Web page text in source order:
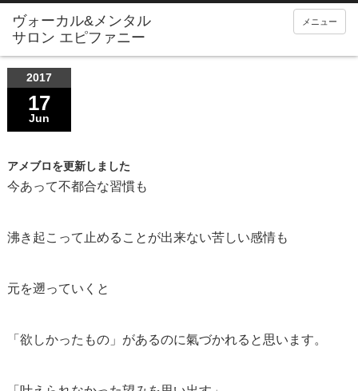
メニュー
2017
17
Jun
アメブロを更新しました
今あって不都合な習慣も
沸き起こって止めることが出来ない苦しい感情も
元を遡っていくと
「欲しかったもの」があるのに氣づかれると思います。